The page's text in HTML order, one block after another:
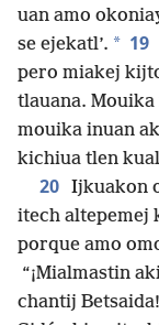
uan amo
se ejekatl’. * 19
pero miakej
tlauana.
mouika inuan
kichiua tlen
20 Ijkuakon
itech altepemej
porque amo
“¡Mialmastin
chantij